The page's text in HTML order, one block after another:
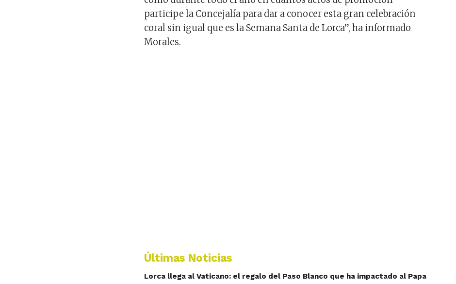
participe la Concejalía para dar a conocer esta gran celebración
coral sin igual que es la Semana Santa de Lorca”, ha informado
Morales.
Últimas Noticias
Lorca llega al Vaticano: el regalo del Paso Blanco que ha impactado al Papa